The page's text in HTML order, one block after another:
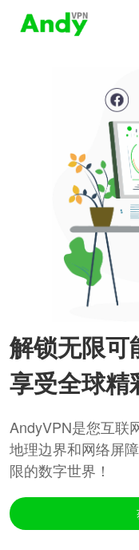
解锁无限可
享受全球精
AndyVPN是您互联
地理边界和网络屏
限的数字世界！